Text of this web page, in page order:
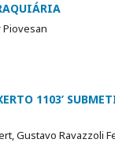
Piovesan
1103’
Gustavo Ravazzoli